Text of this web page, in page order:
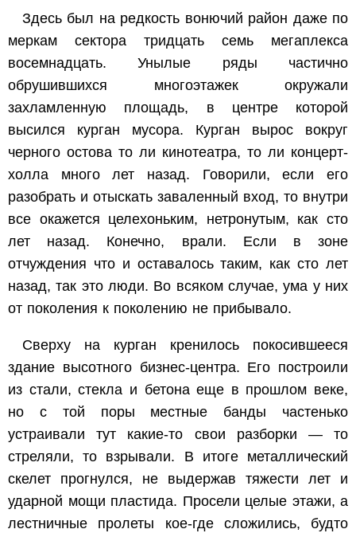
Здесь был на редкость вонючий район даже по
меркам сектора тридцать семь мегаплекса
восемнадцать. Унылые ряды частично
обрушившихся многоэтажек окружали
захламленную площадь, в центре которой
высился курган мусора. Курган вырос вокруг
черного остова то ли кинотеатра, то ли концерт-
холла много лет назад. Говорили, если его
разобрать и отыскать заваленный вход, то внутри
все окажется целехоньким, нетронутым, как сто
лет назад. Конечно, врали. Если в зоне
отчуждения что и оставалось таким, как сто лет
назад, так это люди. Во всяком случае, ума у них
от поколения к поколению не прибывало.
Сверху на курган кренилось покосившееся
здание высотного бизнес-центра. Его построили
из стали, стекла и бетона еще в прошлом веке,
но с той поры местные банды частенько
устраивали тут какие-то свои разборки — то
стреляли, то взрывали. В итоге металлический
скелет прогнулся, не выдержав тяжести лет и
ударной мощи пластида. Просели целые этажи, а
лестничные пролеты кое-где сложились, будто